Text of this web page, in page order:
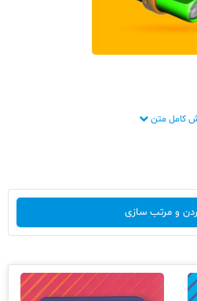
دروس گاج ❤️ عشق کتابکامل متن
و مرتب سازی